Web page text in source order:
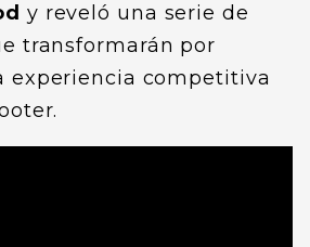
y reveló una serie de
transformarán por
experiencia competitiva